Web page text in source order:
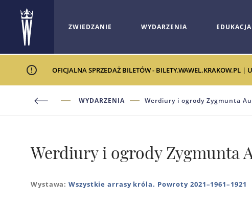
ZWIEDZANIE WYDARZENIA EDUKACJA
OFICJALNA SPRZEDAŻ BILETÓW - BILETY.WAWEL.KRAKOW.PL
WYDARZENIA Werdiury i ogrody Zygmunta
Werdiury i ogrody Zygmunta
Wystawa:Wszystkie arrasy króla. Powroty 2021–1961–1921